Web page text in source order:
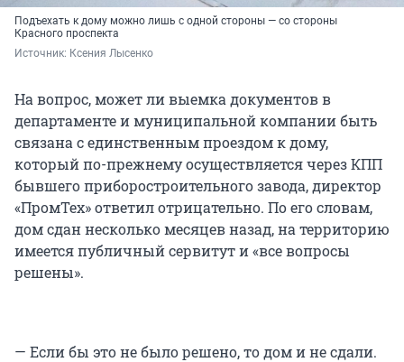
Подъехать к дому можно лишь с одной стороны — со стороны
Красного проспекта
Источник: Ксения Лысенко
На вопрос, может ли выемка документов в
департаменте и муниципальной компании быть
связана с единственным проездом к дому,
который по-прежнему осуществляется через КПП
бывшего приборостроительного завода, директор
«ПромТех» ответил отрицательно. По его словам,
дом сдан несколько месяцев назад, на территорию
имеется публичный сервитут и «все вопросы
решены».
— Если бы это не было решено, то дом и не сдали.